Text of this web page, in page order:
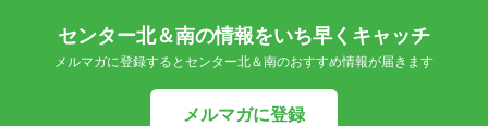
センター北＆南の情報をいち早くキャッチ
メルマガに登録するとセンター北＆南のおすすめ情報が届きます
メルマガに登録